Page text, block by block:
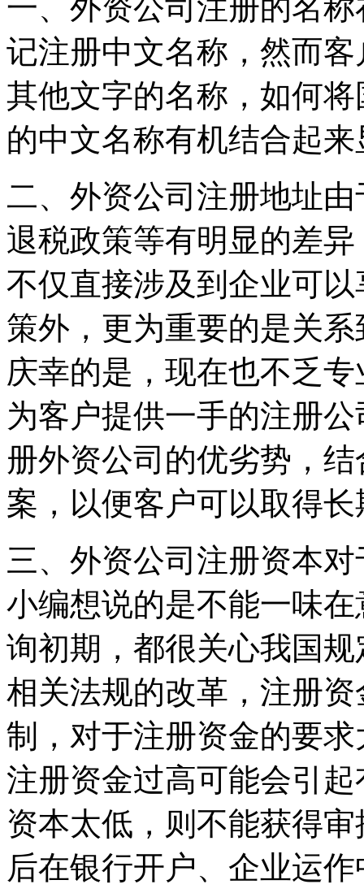
一、外资公司注册的名
记注册中文名称，然而
其他文字的名称，如何
的中文名称有机结合起
二、外资公司注册地址
退税政策等有明显的差
不仅直接涉及到企业可
策外，更为重要的是关
庆幸的是，现在也不乏
为客户提供一手的注册
册外资公司的优劣势，
案，以便客户可以取得
三、外资公司注册资本
小编想说的是不能一味
询初期，都很关心我国
相关法规的改革，注册
制，对于注册资金的要
注册资金过高可能会引
资本太低，则不能获得
后在银行开户、企业运